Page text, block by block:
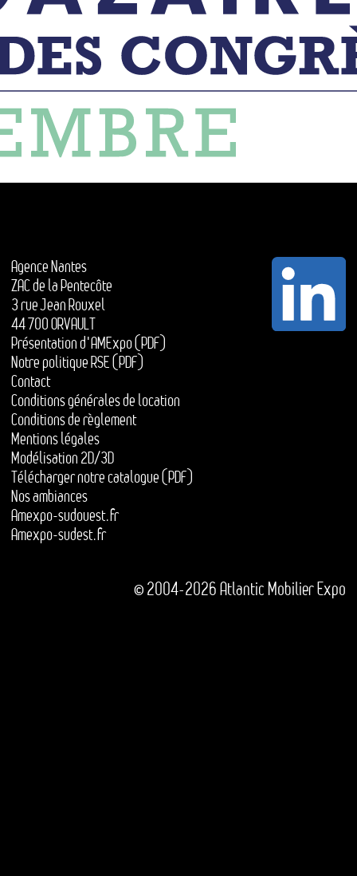
Agence Nantes
ZAC de la Pentecôte
3 rue Jean Rouxel
44 700 ORVAULT
Présentation d'AMExpo (PDF)
Notre politique RSE (PDF)
Contact
Conditions générales de location
Conditions de règlement
Mentions légales
Modélisation 2D/3D
Télécharger notre catalogue (PDF)
Nos ambiances
Amexpo-sudouest.fr
Amexpo-sudest.fr
© 2004-2026 Atlantic Mobilier Expo